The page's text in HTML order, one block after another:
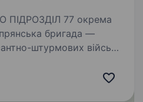
бригада —
штурмових військ